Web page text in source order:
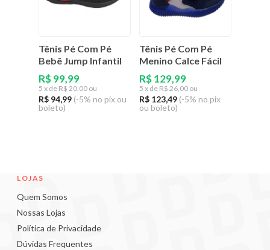
Tênis Pé Com Pé
Bebê Jump Infantil
R$ 99,99
5 x de R$ 20,00 ou
R$ 94,99 (-5% no pix ou
boleto)
Tênis Pé Com Pé
Menino Calce Fácil
R$ 129,99
5 x de R$ 26,00 ou
R$ 123,49 (-5% no pix
ou boleto)
LOJAS
Quem Somos
Nossas Lojas
Política de Privacidade
Dúvidas Frequentes